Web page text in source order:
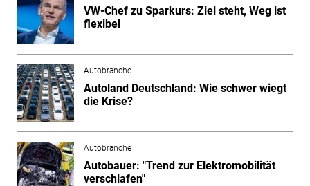
VW-Chef zu Sparkurs: Ziel steht, Weg ist
flexibel
Autobranche
Autoland Deutschland: Wie schwer wiegt
die Krise?
Autobranche
Autobauer: "Trend zur Elektromobilität
verschlafen"